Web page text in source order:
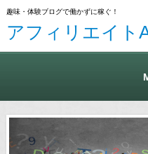
趣味・体験ブログで働かずに稼ぐ！
アフィリエイト